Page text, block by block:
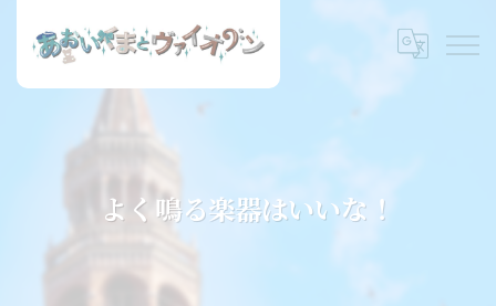
よく鳴る楽器はいいな！